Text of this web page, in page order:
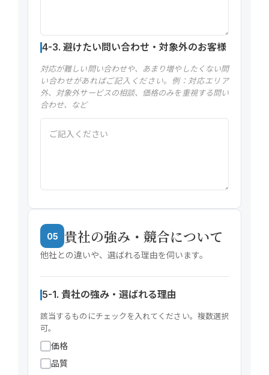
4-3. 避けたい問い合わせ・対象外のお客様
対応が難しい問い合わせや、あまり増やしたくない問
い合わせがあればご記入ください。例：対応エリア
外、対象外サービスの相談、価格のみを重視する問い
合わせ、など
05 貴社の強み・競合について
他社との違いや、選ばれる理由を伺います。
5-1. 貴社の強み・選ばれる理由
該当するものにチェックを入れてください。複数選択
可。
価格
品質